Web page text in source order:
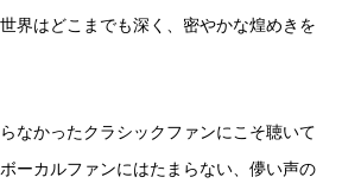
界はどこまでも深く、密やかな煌めきを
なかったクラシックファンにこそ聴いて
ーカルファンにはたまらない、儚い声の